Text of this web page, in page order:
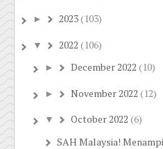
► 2023(103)
▼ 2022 (106)
► December 2022 (10)
► November 2022 (12)
▼ October 2022 (6)
SAH Malaysia!